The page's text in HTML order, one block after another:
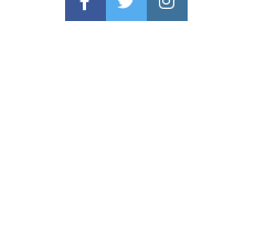
Facebook
TwitterInstagram